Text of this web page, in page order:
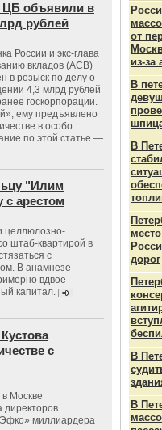
ЦБ объявили в
рублей
России и экс-глава
вкладов (АСВ)
в розыск по делу о
4,3 млрд рублей
госкорпорации.
ему предъявлено
в особо
по этой статье —
"Илим
арестом
целлюлозно-
штаб-квартирой в
с
В анамнезе -
вдвое
капитал.
с
Москве
директоров
миллиардера
от
из-за
В
В
дорог
В
В